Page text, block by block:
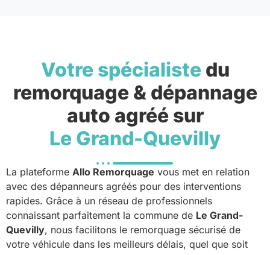
Votre spécialistedu
remorquage & dépannage
auto agréé sur
Le Grand-Quevilly
La plateforme Allo Remorquage vous met en relation
avec des dépanneurs agréés pour des interventions
rapides. Grâce à un réseau de professionnels
connaissant parfaitement la commune de Le Grand-
Quevilly, nous facilitons le remorquage sécurisé de
votre véhicule dans les meilleurs délais, quel que soit